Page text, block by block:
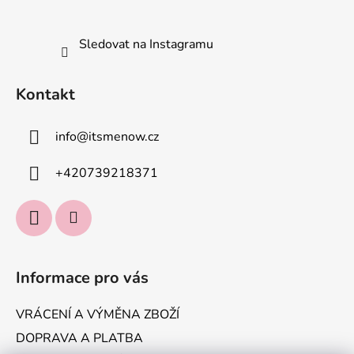
Sledovat na Instagramu
Kontakt
info@itsmenow.cz
+420739218371
Informace pro vás
VRÁCENÍ A VÝMĚNA ZBOŽÍ
DOPRAVA A PLATBA